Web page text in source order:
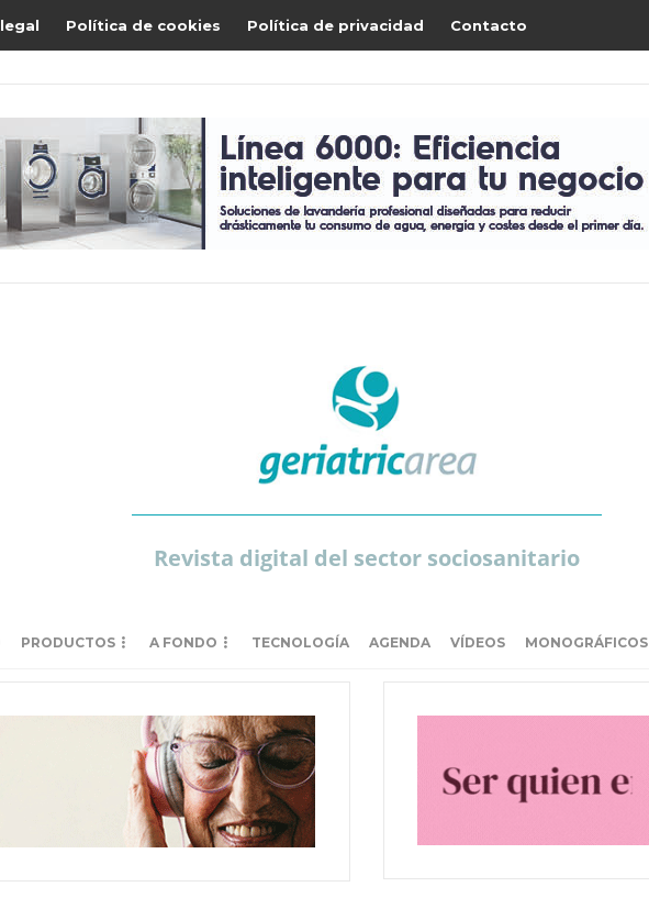
Política de cookies Política de privacidad Contacto
Revista digital del sector sociosanitario
PRODUCTOS A FONDO TECNOLOGÍA AGENDA VÍDEOS MONOGRÁFICOS